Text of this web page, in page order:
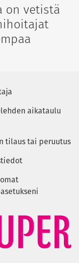
on vetistä
aikataulu
tilaus tai peruutus